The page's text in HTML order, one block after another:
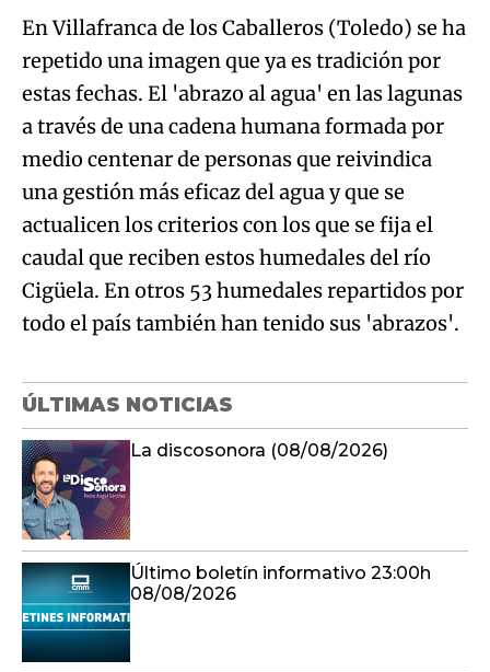
En Villafranca de los Caballeros (Toledo) se ha
repetido una imagen que ya es tradición por
estas fechas. El 'abrazo al agua' en las lagunas
a través de una cadena humana formada por
medio centenar de personas que reivindica
una gestión más eficaz del agua y que se
actualicen los criterios con los que se fija el
caudal que reciben estos humedales del río
Cigüela. En otros 53 humedales repartidos por
todo el país también han tenido sus 'abrazos'.
ÚLTIMAS NOTICIAS
La discosonora (08/08/2026)
Último boletín informativo 23:00h
08/08/2026